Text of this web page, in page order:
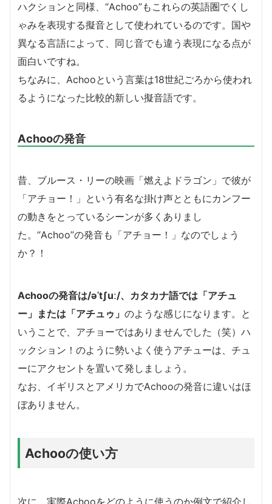
ハクションと同様、“Achoo”もこれらの英語圏でくし
ゃみを表現する擬音として使われているのです。国や
異なる言語によって、同じ音でも違う表現になる点が
面白いですね。
ちなみに、Achooという言葉は18世紀ごろから使われ
るようになった比較的新しい擬音語です。
Achooの発音
昔、ブルース・リーの映画「燃えよドラゴン」で彼が
「アチョー！」という有名な掛け声とともにカンフー
の動きをとっているシーンが多くありまし
た。“Achoo”の発音も「アチョー！」なのでしょう
か？！
Achooの発音は/əˈtʃuː/、カタカナ語では「アチュ
ー」または「アチュゥ」 のような感じになります。と
いうことで、アチョーではありませんでした（笑）ハ
ックション！のように勢いよく使うアチューは、チュ
ーにアクセントを置いて発しましょう。
なお、イギリスとアメリカでAchooの発音に違いはほ
ぼありません。
Achooの使い方